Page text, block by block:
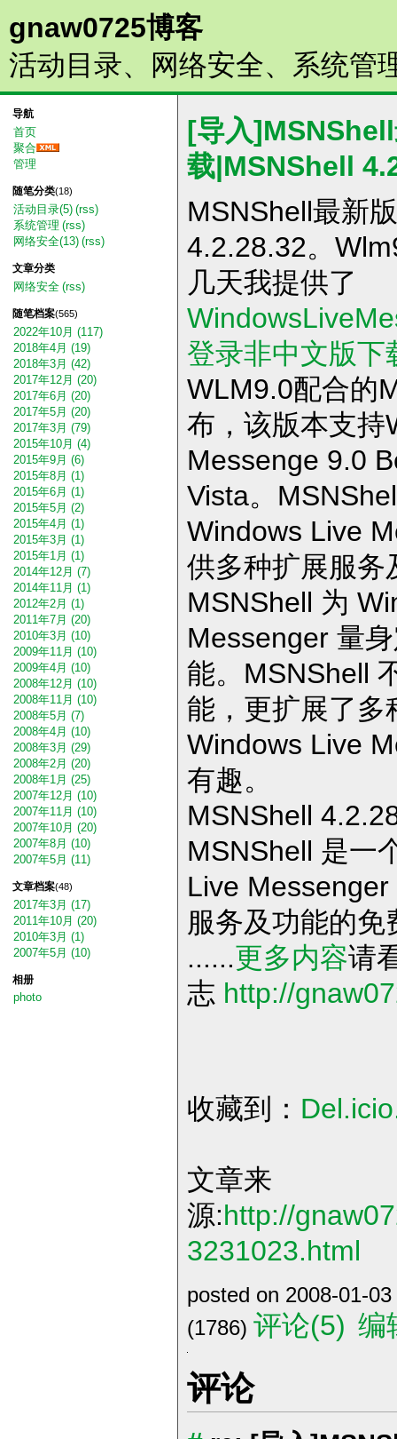
gnaw0725博客
活动目录、网络安全、系统管
导航
首页
聚合
管理
随笔分类(18)
活动目录(5) (rss)
系统管理 (rss)
网络安全(13) (rss)
文章分类
网络安全 (rss)
随笔档案(565)
2022年10月 (117)
2018年4月 (19)
2018年3月 (42)
2017年12月 (20)
2017年6月 (20)
2017年5月 (20)
2017年3月 (79)
2015年10月 (4)
2015年9月 (6)
2015年8月 (1)
2015年6月 (1)
2015年5月 (2)
2015年4月 (1)
2015年3月 (1)
2015年1月 (1)
2014年12月 (7)
2014年11月 (1)
2012年2月 (1)
2011年7月 (20)
2010年3月 (10)
2009年11月 (10)
2009年4月 (10)
2008年12月 (10)
2008年11月 (10)
2008年5月 (7)
2008年4月 (10)
2008年3月 (29)
2008年2月 (20)
2008年1月 (25)
2007年12月 (10)
2007年11月 (10)
2007年10月 (20)
2007年8月 (10)
2007年5月 (11)
文章档案(48)
2017年3月 (17)
2011年10月 (20)
2010年3月 (1)
2007年5月 (10)
相册
photo
[导入
载|MSNShell
MSNShell最新
4.2.28.32。
几天我提供了
登录非中文版下
WLM9.0配合的
布，该版本支持
Messenge 9.0
Vista。
Windows Live
供多种扩展服务
MSNShell 为
Messenger 量
能。MSNShell
能，更扩展了多
Windows Live
有趣。
MSNShell
MSNShell 是一
Live
服务及功能的免
......更多内容请
志 http://
收藏到：
文章来
源:http://
3231023.html
posted on 2008-01-
(1786) 评论(5) 编
评论